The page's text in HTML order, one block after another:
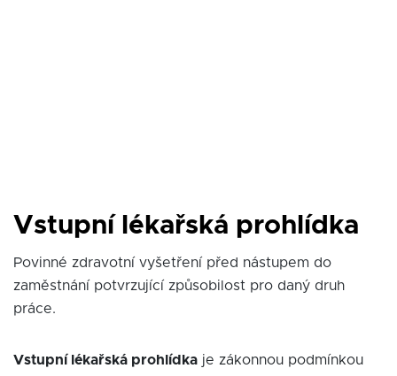
Vstupní lékařská prohlídka
Povinné zdravotní vyšetření před nástupem do
zaměstnání potvrzující způsobilost pro daný druh
práce.
Vstupní lékařská prohlídka je zákonnou podmínkou